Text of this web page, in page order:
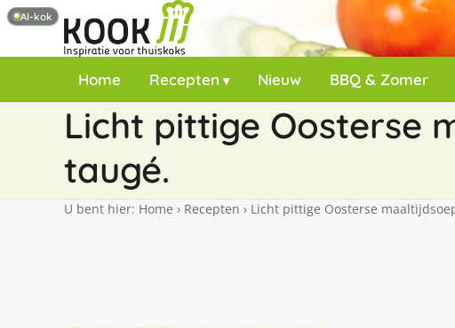
Home Recepten Nieuw BBQ & Zomer
Licht pittige Oosterse
taugé.
U bent hier: Home › Recepten › Licht pittige Oosterse
AI-kok